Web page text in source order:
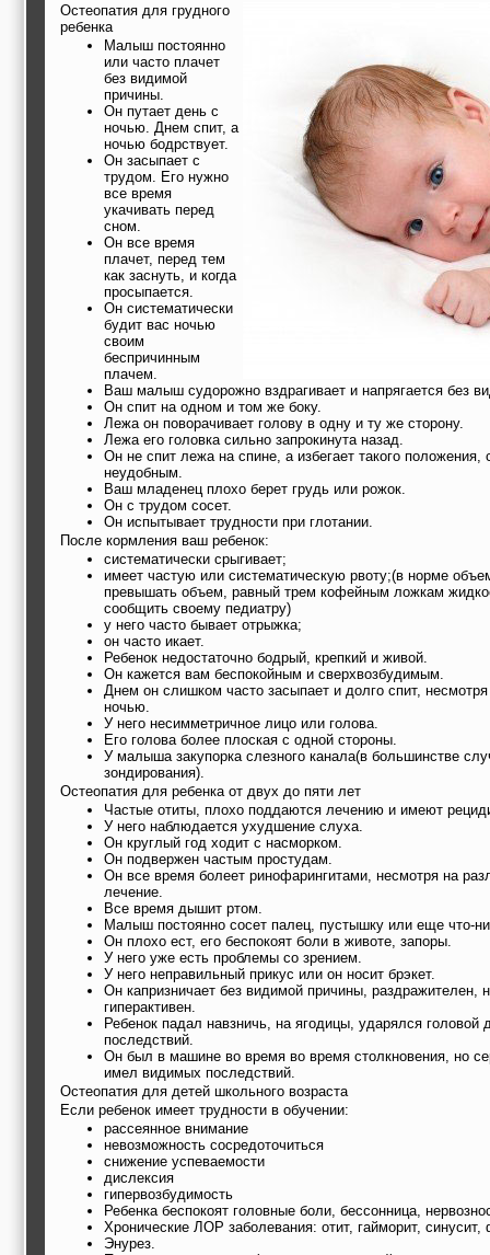
Остеопатия для грудного
ребенка
Малыш постоянно
или часто плачет
без видимой
причины.
Он путает день с
ночью. Днем спит, а
ночью бодрствует.
Он засыпает с
трудом. Его нужно
все время
укачивать перед
сном.
Он все время
плачет, перед тем
как заснуть, и когда
просыпается.
Он систематически
будит вас ночью
своим
беспричинным
плачем.
Ваш малыш судорожно вздрагивает и напрягается без
Он спит на одном и том же боку.
Лежа он поворачивает голову в одну и ту же сторону.
Лежа его головка сильно запрокинута назад.
Он не спит лежа на спине, а избегает такого положения,
неудобным.
Ваш младенец плохо берет грудь или рожок.
Он с трудом сосет.
Он испытывает трудности при глотании.
После кормления ваш ребенок:
систематически срыгивает;
имеет частую или систематическую рвоту;(в норме
превышать объем, равный трем кофейным ложкам
сообщить своему педиатру)
у него часто бывает отрыжка;
он часто икает.
Ребенок недостаточно бодрый, крепкий и живой.
Он кажется вам беспокойным и сверхвозбудимым.
Днем он слишком часто засыпает и долго спит,
ночью.
У него несимметричное лицо или голова.
Его голова более плоская с одной стороны.
У малыша закупорка слезного канала(в большинстве
зондирования).
Остеопатия для ребенка от двух до пяти лет
Частые отиты, плохо поддаются лечению и имеют
У него наблюдается ухудшение слуха.
Он круглый год ходит с насморком.
Он подвержен частым простудам.
Он все время болеет ринофарингитами, несмотря на
лечение.
Все время дышит ртом.
Малыш постоянно сосет палец, пустышку или еще что-
Он плохо ест, его беспокоят боли в животе, запоры.
У него уже есть проблемы со зрением.
У него неправильный прикус или он носит брэкет.
Он капризничает без видимой причины, раздражителен,
гиперактивен.
Ребенок падал навзничь, на ягодицы, ударялся головой
последствий.
Он был в машине во время во время столкновения, но
имел видимых последствий.
Остеопатия для детей школьного возраста
Если ребенок имеет трудности в обучении:
рассеянное внимание
невозможность сосредоточиться
снижение успеваемости
дислексия
гипервозбудимость
Ребенка беспокоят головные боли, бессонница,
Хронические ЛОР заболевания: отит, гайморит, синусит,
Энурез.